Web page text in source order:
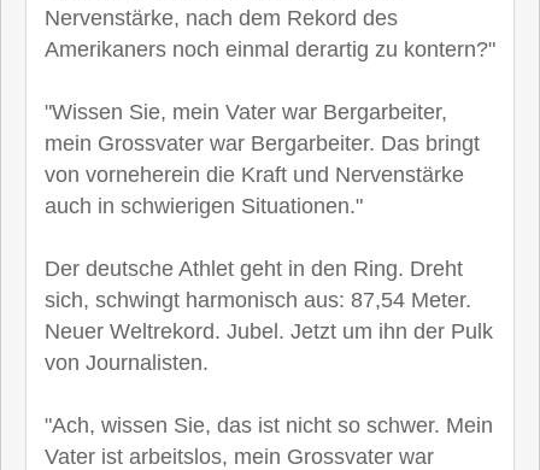
Nervenstärke, nach dem Rekord des
Amerikaners noch einmal derartig zu kontern?"
"Wissen Sie, mein Vater war Bergarbeiter,
mein Grossvater war Bergarbeiter. Das bringt
von vorneherein die Kraft und Nervenstärke
auch in schwierigen Situationen."
Der deutsche Athlet geht in den Ring. Dreht
sich, schwingt harmonisch aus: 87,54 Meter.
Neuer Weltrekord. Jubel. Jetzt um ihn der Pulk
von Journalisten.
"Ach, wissen Sie, das ist nicht so schwer. Mein
Vater ist arbeitslos, mein Grossvater war